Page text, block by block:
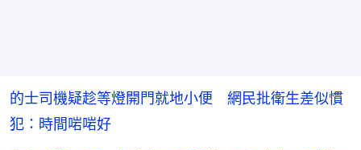
的士司機疑趁等燈開門就地小便 網民批衛生差似慣
犯：時間啱啱好